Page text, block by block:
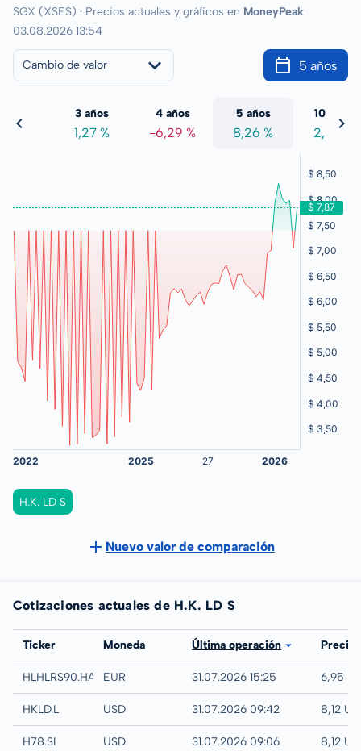
SGX (XSES) · Precios actuales y gráficos en MoneyPeak
03.08.2026 13:54
Cambio de valor 5 años
%
3 años
1,27 %
4 años
-6,29 %
5 años
8,26 %
10 años
2,02 %
H.K. LD S
Nuevo valor de comparación
Cotizaciones actuales de H.K. LD S
Bolsa
Ticker Moneda Última operación Precio
Hannover
HLHLRS90.HANBEUR 31.07.2026 15:25 6,95
London
HKLD.L USD 31.07.2026 09:42 8,12
SGX
H78.SI USD 31.07.2026 09:06 8,12